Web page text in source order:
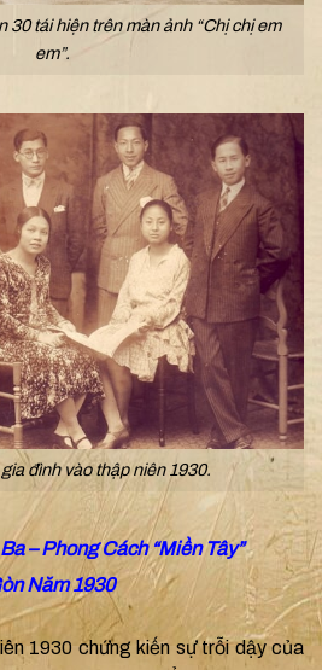
30 tái hiện trên màn ảnh “Chị chị em
em”.
đình vào thập niên 1930.
– Phong Cách “Miền Tây”
Năm 1930
1930 chứng kiến sự trỗi dậy của